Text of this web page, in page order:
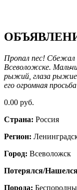
Пропал пес! Сбежал
Всеволожске.
рыжий, глаза
его огромная
0.00 руб.
Страна: Россия
Регион:
Город: Всеволожск
Потерялся/
Порода: